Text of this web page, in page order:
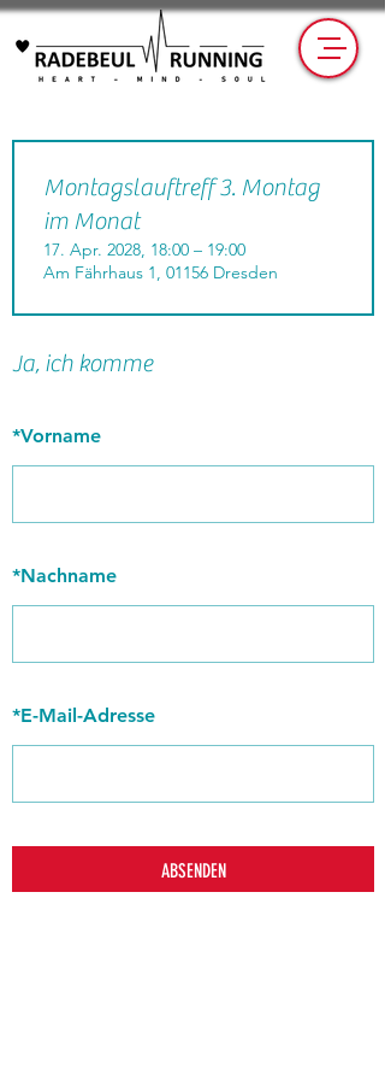
Ja, ich komme
*Vorname
*Nachname
*E-Mail-Adresse
ABSENDEN
Montagslauftreff 3. Montag
im Monat
17. Apr. 2028, 18:00 – 19:00
Am Fährhaus 1, 01156 Dresden